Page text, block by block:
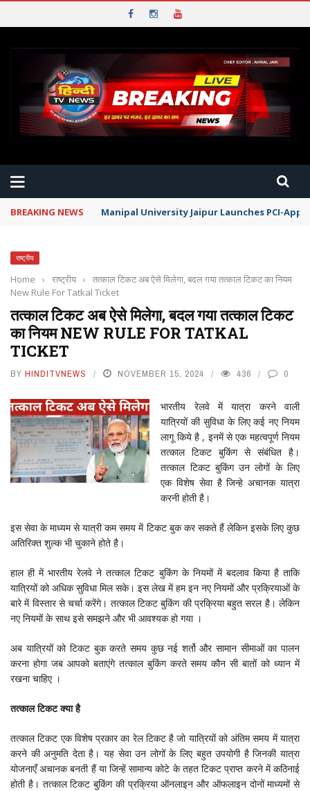
BREAKING NEWS Manipal University Jaipur Launches PCI-
राष्ट्रीय
Home › राष्ट्रीय ›
तत्काल टिकट अब ऐसे मिलेगा, बदल गया तत्काल टिकट का नियम
New Rule For Tatkal Ticket
तत्काल टिकट अब ऐसे मिलेगा, बदल गया तत्काल टिकट
का नियम NEW RULE FOR TATKAL
TICKET
BY HINDITVNEWS NOVEMBER 15, 2024 436 0
भारतीय रेलवे में यात्रा करने वाली
यात्रियों की सुविधा के लिए कई नए नियम
लागू किये है , इनमें से एक महत्वपूर्ण नियम
तत्काल टिकट बुकिंग से संबंधित है।
तत्काल टिकट बुकिंग उन लोगों के लिए
एक विशेष सेवा है जिन्हे अचानक यात्रा
करनी होती है।
इस सेवा के माध्यम से यात्री कम समय में टिकट बुक कर सकते हैं लेकिन इसके लिए कुछ
अतिरिक्त शुल्क भी चुकाने होते है।
हाल ही में भारतीय रेलवे ने तत्काल टिकट बुकिंग के नियमों में बदलाव किया है ताकि
यात्रियों को अधिक सुविधा मिल सके। इस लेख में हम इन नए नियमों और प्रक्रियाओं के
बारे में विस्तार से चर्चा करेंगे। तत्काल टिकट बुकिंग की प्रक्रिया बहुत सरल है। लेकिन
नए नियमों के साथ इसे समझने और भी आवश्यक हो गया ।
अब यात्रियों को टिकट बुक करते समय कुछ नई शर्तो और सामान सीमाओं का पालन
करना होगा जब आपको बताएंगे तत्काल बुकिंग करते समय कौन सी बातों को ध्यान में
रखना चाहिए ।
तत्काल टिकट क्या है
तत्काल टिकट एक विशेष प्रकार का रेल टिकट है जो यात्रियों को अंतिम समय में यात्रा
करने की अनुमति देता है। यह सेवा उन लोगों के लिए बहुत उपयोगी है जिनकी यात्रा
योजनाएँ अचानक बनती हैं या जिन्हें सामान्य कोटे के तहत टिकट प्राप्त करने में कठिनाई
होती है। तत्काल टिकट बुकिंग की प्रक्रिया ऑनलाइन और ऑफलाइन दोनों माध्यमों से